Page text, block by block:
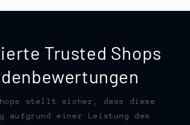
Trusted Shops
stellt sicher, dass diese
aufgrund einer Leistung des